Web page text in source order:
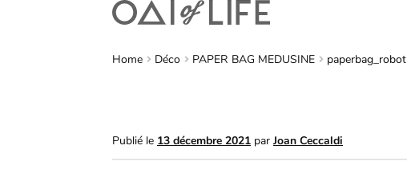
Home Déco PAPER BAG MEDUSINE paperbag_robot
Publié le 13 décembre 2021 parJoan Ceccaldi